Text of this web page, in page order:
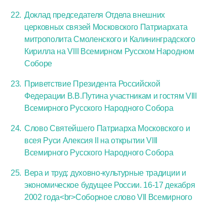
Доклад председателя Отдела внешних
церковных связей Московского Патриархата
митрополита Смоленского и Калининградского
Кирилла на VIII Всемирном Русском Народном
Соборе
Приветствие Президента Российской
Федерации В.В.Путина участникам и гостям VIII
Всемирного Русского Народного Собора
Слово Святейшего Патриарха Московского и
всея Руси Алексия II на открытии VIII
Всемирного Русского Народного Собора
Вера и труд: духовно-культурные традиции и
экономическое будущее России. 16-17 декабря
2002 года<br>Соборное слово VII Всемирного